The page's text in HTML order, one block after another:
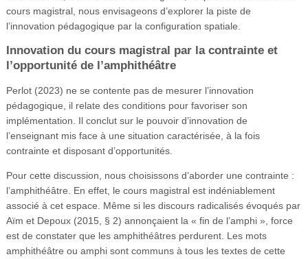
cours magistral, nous envisageons d’explorer la piste de
l’innovation pédagogique par la configuration spatiale.
Innovation du cours magistral par la contrainte et
l’opportunité de l’amphithéâtre
Perlot (2023) ne se contente pas de mesurer l’innovation
pédagogique, il relate des conditions pour favoriser son
implémentation. Il conclut sur le pouvoir d’innovation de
l’enseignant mis face à une situation caractérisée, à la fois
contrainte et disposant d’opportunités.
Pour cette discussion, nous choisissons d’aborder une contrainte :
l’amphithéâtre. En effet, le cours magistral est indéniablement
associé à cet espace. Même si les discours radicalisés évoqués par
Aïm et Depoux (2015, § 2) annonçaient la « fin de l’amphi », force
est de constater que les amphithéâtres perdurent. Les mots
amphithéâtre ou amphi sont communs à tous les textes de cette